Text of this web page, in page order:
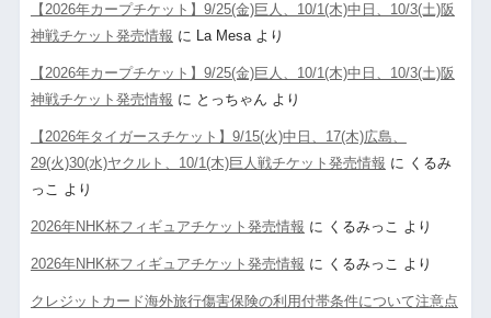
【2026年カープチケット】9/25(金)巨人、10/1(木)中日、10/3(土)阪
神戦チケット発売情報 に La Mesaより
【2026年カープチケット】9/25(金)巨人、10/1(木)中日、10/3(土)阪
神戦チケット発売情報 に とっちゃん より
【2026年タイガースチケット】9/15(火)中日、17(木)広島、
29(火)30(水)ヤクルト、10/1(木)巨人戦チケット発売情報 に くるみ
っこ より
2026年NHK杯フィギュアチケット発売情報 に くるみっこ より
2026年NHK杯フィギュアチケット発売情報 に くるみっこ より
クレジットカード海外旅行傷害保険の利用付帯条件について注意点